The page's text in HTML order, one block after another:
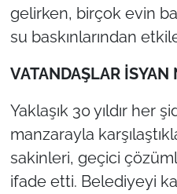
gelirken, birçok evin
su baskınlarından
VATANDAŞLAR İSYAN
Yaklaşık 30 yıldır her
manzarayla
sakinleri, geçici
ifade etti. Belediyeyi
Genel
Flaş Haber
Dış Haberler
Magazin